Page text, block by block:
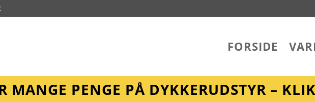
FORSIDE
MANGE PENGE PÅ DYKKERUDSTYR –